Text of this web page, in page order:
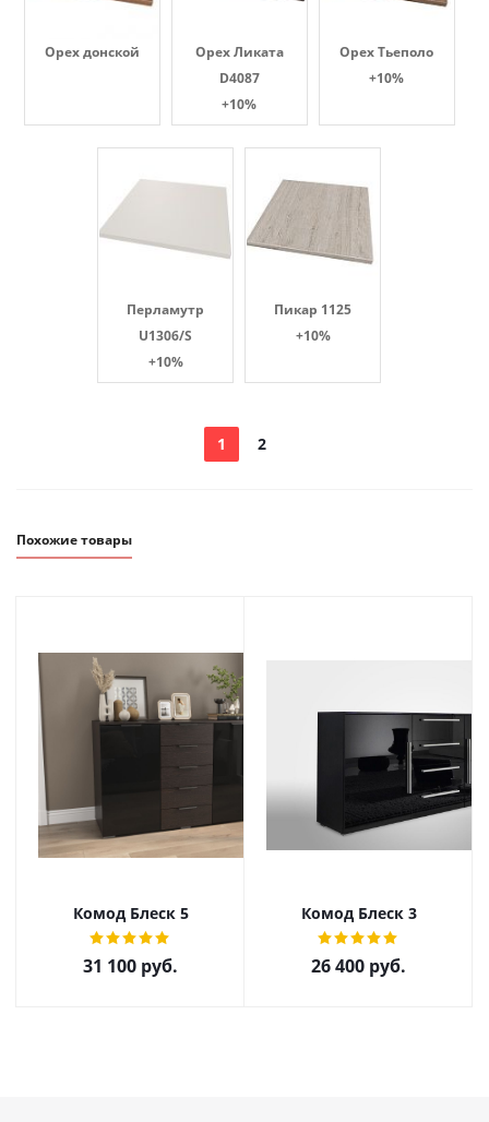
Орех донской
Орех Ликата
D4087
+10%
Орех Тьеполо
+10%
Перламутр
U1306/S
+10%
Пикар 1125
+10%
1 2
Похожие товары
Комод Блеск 5
31 100 руб.
Комод Блеск 3
26 400 руб.